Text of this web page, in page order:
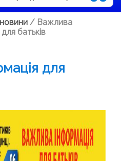
новини / Важлива
батьків
для